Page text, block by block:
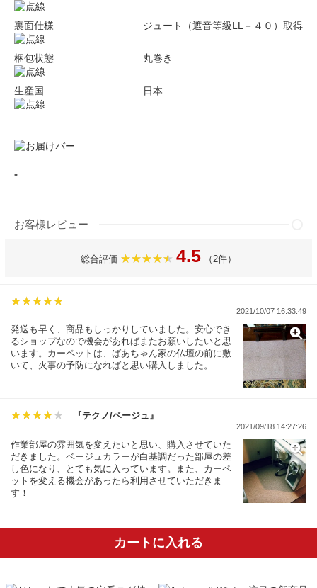
裏面仕様 ジュート（遮音等級LL－４０）取得
梱包状態 丸巻き
生産国 日本
"
お客様レビュー
総合評価 4.5 （2件）
2021/10/07 16:33:49
発送も早く、商品もしっかりしていました。安心でき
るショップなので機会があればまたお願いしたいと思
います。カーペットは、ばあちゃん家の仏壇の前に敷
いて、火事の予防になればと思い購入しました。
『テクノ/ベージュ』
2021/09/18 14:27:26
作業部屋の雰囲気を変えたいと思い、購入させていた
だきました。ベージュカラーが白基調だった部屋の差
し色になり、とても気に入っています。また、カーペ
ットを変える機会があったら利用させていただきま
す！
カートに入れる